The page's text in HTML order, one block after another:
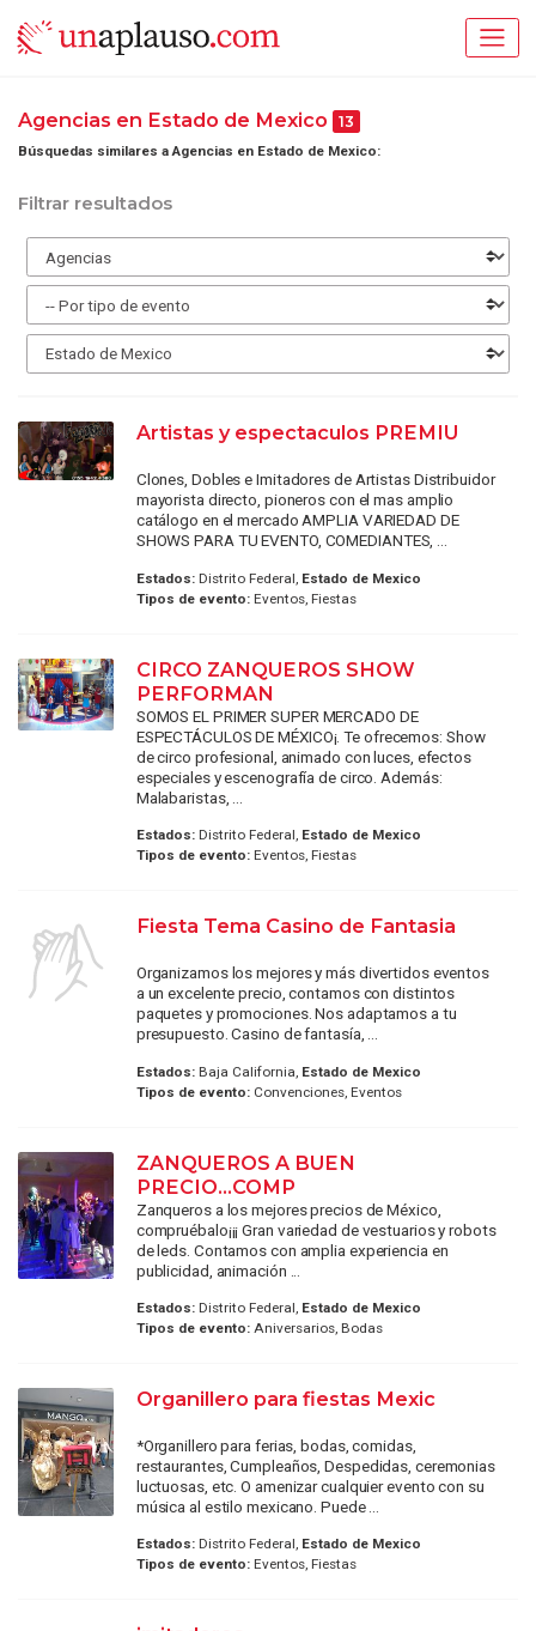
Agencias en Estado de Mexico 13
Búsquedas similares a Agencias en Estado de Mexico:
Filtrar resultados
Artistas y espectaculos PREMIU
Clones, Dobles e Imitadores de Artistas Distribuidor
mayorista directo, pioneros con el mas amplio
catálogo en el mercado AMPLIA VARIEDAD DE
SHOWS PARA TU EVENTO, COMEDIANTES, ...
Estados:Distrito Federal, Estado de Mexico
Tipos de evento:Eventos, Fiestas
CIRCO ZANQUEROS SHOW
PERFORMAN
SOMOS EL PRIMER SUPER MERCADO DE
ESPECTÁCULOS DE MÉXICO¡. Te ofrecemos: Show
de circo profesional, animado con luces, efectos
especiales y escenografía de circo. Además:
Malabaristas, ...
Estados:Distrito Federal, Estado de Mexico
Tipos de evento:Eventos, Fiestas
Fiesta Tema Casino de Fantasia
Organizamos los mejores y más divertidos eventos
a un excelente precio, contamos con distintos
paquetes y promociones. Nos adaptamos a tu
presupuesto. Casino de fantasía, ...
Estados:Baja California, Estado de Mexico
Tipos de evento:Convenciones, Eventos
ZANQUEROS A BUEN
PRECIO...COMP
Zanqueros a los mejores precios de México,
compruébalo¡¡¡ Gran variedad de vestuarios y robots
de leds. Contamos con amplia experiencia en
publicidad, animación ...
Estados:Distrito Federal, Estado de Mexico
Tipos de evento:Aniversarios, Bodas
Organillero para fiestas Mexic
*Organillero para ferias, bodas, comidas,
restaurantes, Cumpleaños, Despedidas, ceremonias
luctuosas, etc. O amenizar cualquier evento con su
música al estilo mexicano. Puede ...
Estados:Distrito Federal, Estado de Mexico
Tipos de evento:Eventos, Fiestas